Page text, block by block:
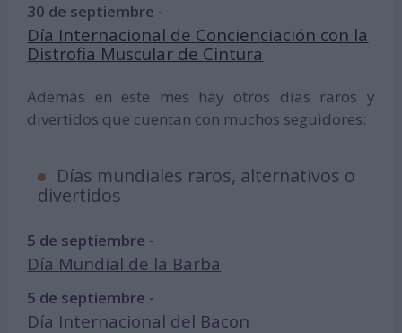
30 de septiembre -
Día Internacional de Concienciación con la
Distrofia Muscular de Cintura
Además en este mes hay otros días raros y
divertidos que cuentan con muchos seguidores:
Días mundiales raros, alternativos o
divertidos
5 de septiembre -
Día Mundial de la Barba
5 de septiembre -
Día Internacional del Bacon